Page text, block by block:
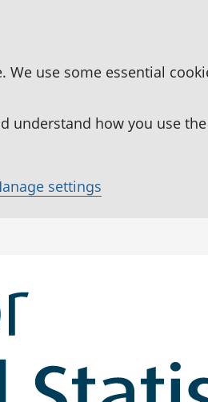
use some essential
understand how you use
settings